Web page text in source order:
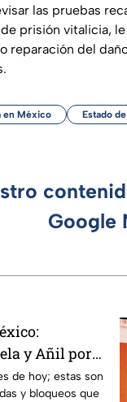
las pruebas
prisión vitalicia,
reparación del
en México Estado
Google
y Añil por
de hoy; estas son
y bloqueos que